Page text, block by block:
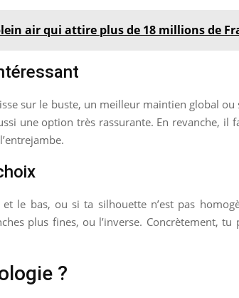
air qui attire plus de 18 millions de
sur le buste, un meilleur maintien global
une option très rassurante. En revanche,
bas, ou si ta silhouette n’est pas
plus fines, ou l’inverse. Concrètement,
?